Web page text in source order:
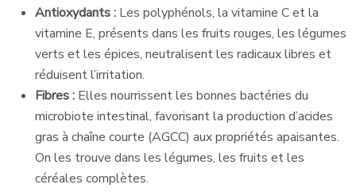
Antioxydants : Les polyphénols, la vitamine C et la
vitamine E, présents dans les fruits rouges, les légumes
verts et les épices, neutralisent les radicaux libres et
réduisent l’irritation.
Fibres : Elles nourrissent les bonnes bactéries du
microbiote intestinal, favorisant la production d’acides
gras à chaîne courte (AGCC) aux propriétés apaisantes.
On les trouve dans les légumes, les fruits et les
céréales complètes.